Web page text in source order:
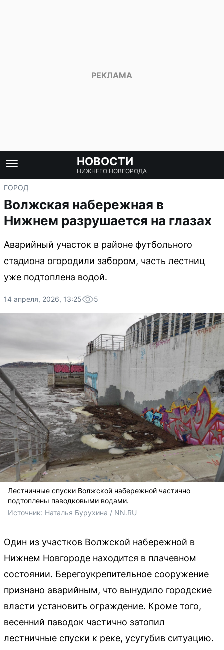
НОВОСТИ
НИЖНЕГО НОВГОРОДА
ГОРОД
Волжская набережная в
Нижнем разрушается на глазах
Аварийный участок в районе футбольного
стадиона огородили забором, часть лестниц
уже подтоплена водой.
14 апреля, 2026, 13:25 5
Лестничные спуски Волжской набережной частично
подтоплены паводковыми водами.
Источник: Наталья Бурухина / NN.RU
Один из участков Волжской набережной в
Нижнем Новгороде находится в плачевном
состоянии. Берегоукрепительное сооружение
признано аварийным, что вынудило городские
власти установить ограждение. Кроме того,
весенний паводок частично затопил
лестничные спуски к реке, усугубив ситуацию.